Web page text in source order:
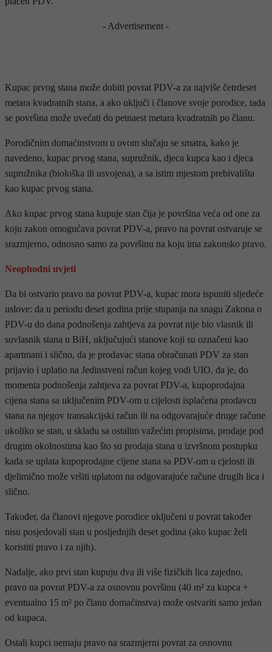
- Advertisement -
Kupac prvog stana može dobiti povrat PDV-a za najviše četrdeset
metara kvadratnih stana, a ako uključi i članove svoje porodice, tada
se površina može uvećati do petnaest metara kvadratnih po članu.
Porodičnim domaćinstvom u ovom slučaju se smatra, kako je
navedeno, kupac prvog stana, supružnik, djeca kupca kao i djeca
supružnika (biološka ili usvojena), a sa istim mjestom prebivališta
kao kupac prvog stana.
Ako kupac prvog stana kupuje stan čija je površina veća od one za
koju zakon omogućava povrat PDV-a, pravo na povrat ostvaruje se
srazmjerno, odnosno samo za površinu na koju ima zakonsko pravo.
Neophodni uvjeti
Da bi ostvario pravo na povrat PDV-a, kupac mora ispuniti sljedeće
uslove: da u periodu deset godina prije stupanja na snagu Zakona o
PDV-u do dana podnošenja zahtjeva za povrat nije bio vlasnik ili
suvlasnik stana u BiH, uključujući stanove koji su označeni kao
apartmani i slično, da je prodavac stana obračunati PDV za stan
prijavio i uplatio na Jedinstveni račun kojeg vodi UIO, da je, do
momenta podnošenja zahtjeva za povrat PDV-a, kupoprodajna
cijena stana sa uključenim PDV-om u cijelosti isplaćena prodavcu
stana na njegov transakcijski račun ili na odgovarajuće druge račune
ukoliko se stan, u skladu sa ostalim važećim propisima, prodaje pod
drugim okolnostima kao što su prodaja stana u izvršnom postupku
kada se uplata kupoprodajne cijene stana sa PDV-om u cjelosti ili
djelimično može vršiti uplatom na odgovarajuće račune drugih lica i
slično.
Također, da članovi njegove porodice uključeni u povrat također
nisu posjedovali stan u posljednjih deset godina (ako kupac želi
koristiti pravo i za njih).
Nadalje, ako prvi stan kupuju dva ili više fizičkih lica zajedno,
pravo na povrat PDV-a za osnovnu površinu (40 m² za kupca +
eventualno 15 m² po članu domaćinstva) može ostvariti samo jedan
od kupaca.
Ostali kupci nemaju pravo na srazmjerni povrat za osnovnu